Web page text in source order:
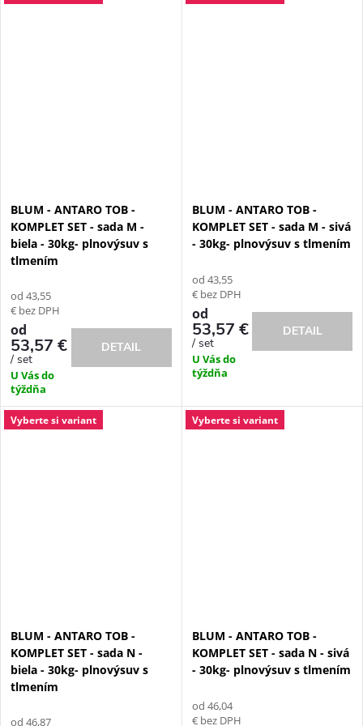
BLUM - ANTARO TOB -
KOMPLET SET - sada M -
biela - 30kg- plnovýsuv s
tlmením
od 43,55
€ bez DPH
od
53,57 €
/ set
U Vás do
týždňa
DETAIL
BLUM - ANTARO TOB -
KOMPLET SET - sada M - sivá
- 30kg- plnovýsuv s tlmením
od 43,55
€ bez DPH
od
53,57 €
/ set
U Vás do
týždňa
DETAIL
Vyberte si variant
BLUM - ANTARO TOB -
KOMPLET SET - sada N -
biela - 30kg- plnovýsuv s
tlmením
od 46,87
Vyberte si variant
BLUM - ANTARO TOB -
KOMPLET SET - sada N - sivá
- 30kg- plnovýsuv s tlmením
od 46,04
€ bez DPH